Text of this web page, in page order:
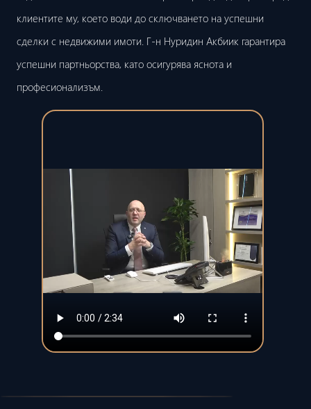
клиентите му, което води до сключването на успешни
сделки с недвижими имоти. Г-н Нуридин Акбиик гарантира
успешни партньорства, като осигурява яснота и
професионализъм.